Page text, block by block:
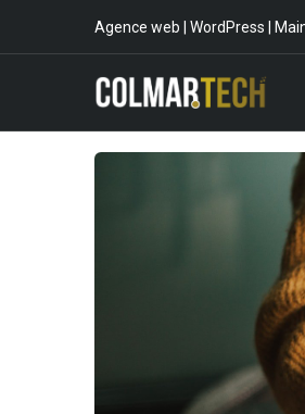
Agence web | WordPress |